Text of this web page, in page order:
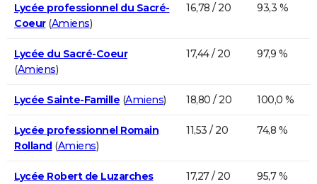
Lycée professionnel du Sacré-
Coeur(Amiens)
16,78 / 20 93,3 %
Lycée du Sacré-Coeur
(Amiens)
17,44 / 20 97,9 %
Lycée Sainte-Famille (Amiens) 18,80 / 20 100,0 %
Lycée professionnel Romain
Rolland(Amiens)
11,53 / 20 74,8 %
Lycée Robert de Luzarches
17,27 / 20 95,7 %